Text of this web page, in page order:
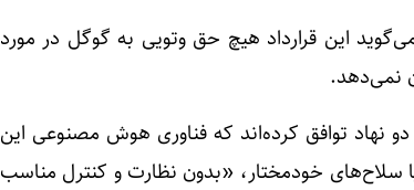
این قرارداد هیچ حق وتویی به گوگل در مورد
نمی‌دهد.
توافق کرده‌اند که فناوری هوش مصنوعی این
سلاح‌های خودمختار، «بدون نظارت و کنترل مناسب